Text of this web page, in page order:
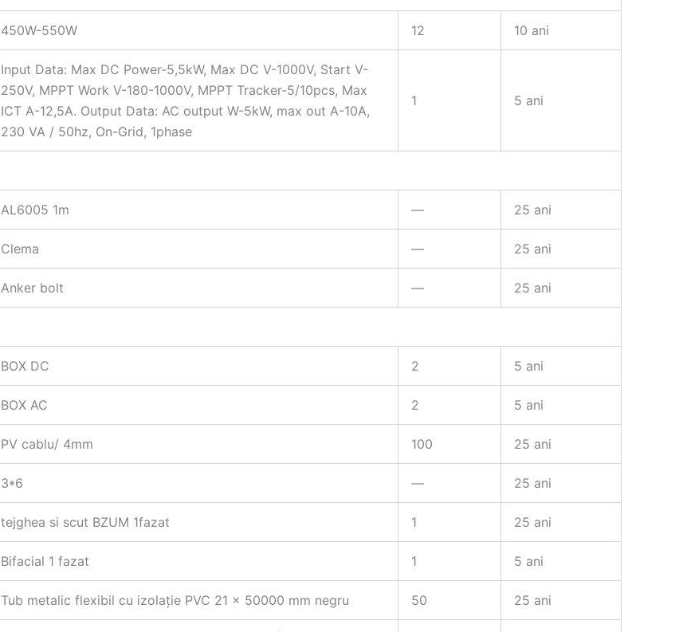
450W-550W 12 10 ani
Input Data: Max DC Power-5,5kW, Max DC V-1000V, Start V-
250V, MPPT Work V-180-1000V, MPPT Tracker-5/10pcs, Max
ICT A-12,5A. Output Data: AC output W-5kW, max out A-10A,
230 VA / 50hz, On-Grid, 1phase
1 5 ani
AL6005 1m — 25 ani
Clema — 25 ani
Anker bolt — 25 ani
BOX DC 2 5 ani
BOX AC 2 5 ani
PV cablu/ 4mm 100 25 ani
3*6 — 25 ani
tejghea si scut BZUM 1fazat 1 25 ani
Bifacial 1 fazat 1 5 ani
Tub metalic flexibil cu izolație PVC 21 x 50000 mm negru 50 25 ani